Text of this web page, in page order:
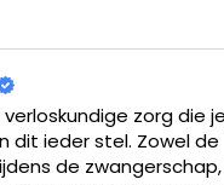
zorg die
dit ieder stel. Zowel de
de zwangerschap,